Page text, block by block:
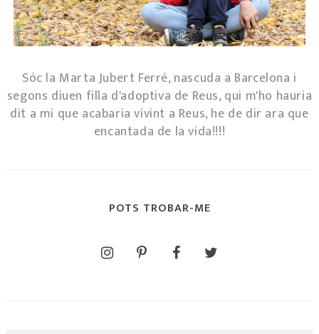
Sóc la Marta Jubert Ferré, nascuda a Barcelona i
segons diuen filla d'adoptiva de Reus, qui m'ho hauria
dit a mi que acabaria vivint a Reus, he de dir ara que
encantada de la vida!!!!
POTS TROBAR-ME